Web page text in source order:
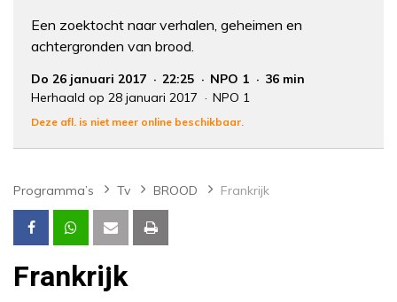
Een zoektocht naar verhalen, geheimen en
achtergronden van brood.
Do 26 januari 2017 22:25 NPO 1
36 min
Herhaald op 28 januari 2017
NPO 1
Deze afl. is niet meer online beschikbaar.
Programma’s Tv BROOD Frankrijk
Frankrijk